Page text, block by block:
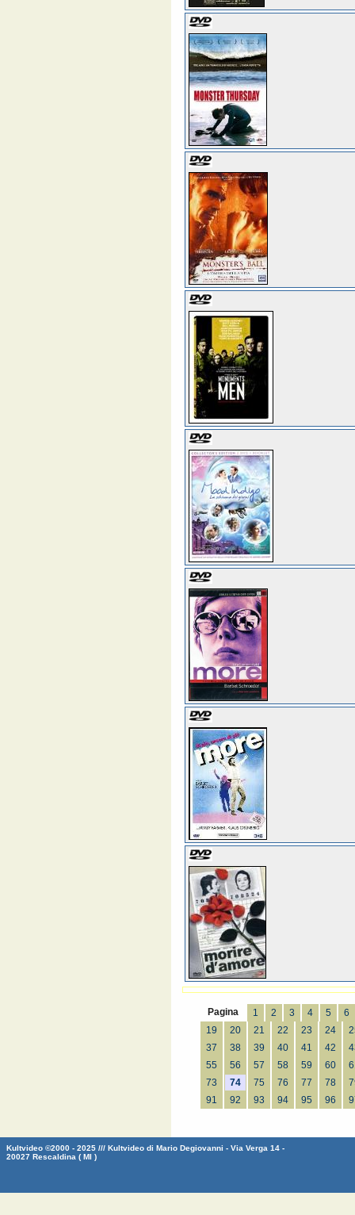
Pagina 1 2 3 4 5
6
19
20 21 22 23 24
37
38 39 40 41 42
55
56 57 58 59 60
73
74 75 76 77 78
91
92 93 94 95 96
Kultvideo ©2000 - 2025 /// Kultvideo di Mario Degiovanni - Via Verga 14 -
20027 Rescaldina ( MI )